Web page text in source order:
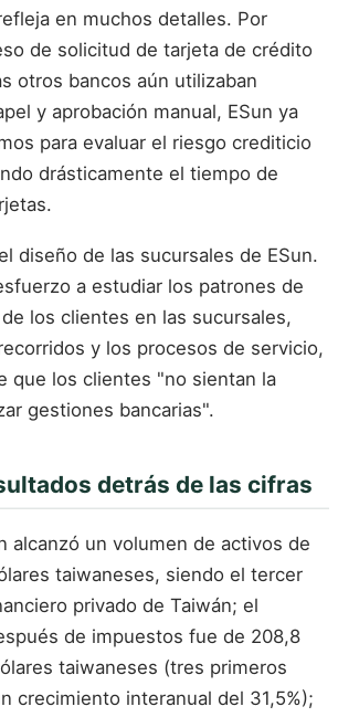
en muchos detalles. Por
de solicitud de tarjeta de crédito
otros bancos aún utilizaban
y aprobación manual, ESun ya
para evaluar el riesgo crediticio
drásticamente el tiempo de
diseño de las sucursales de ESun.
a estudiar los patrones de
los clientes en las sucursales,
y los procesos de servicio,
que los clientes "no sientan la
gestiones bancarias".
detrás de las cifras
alcanzó un volumen de activos de
taiwaneses, siendo el tercer
privado de Taiwán; el
de impuestos fue de 208,8
taiwaneses (tres primeros
crecimiento interanual del 31,5%);